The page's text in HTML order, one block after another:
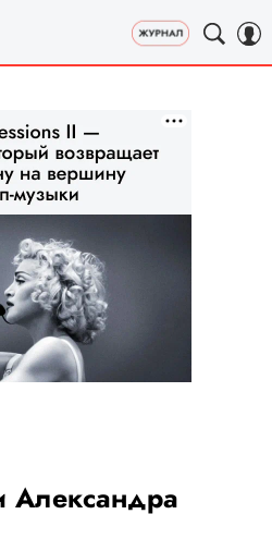
Александра